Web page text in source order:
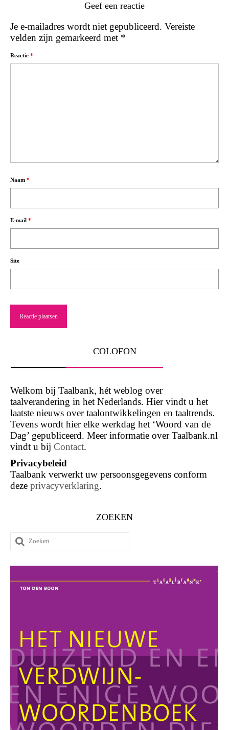
Geef een reactie
Je e-mailadres wordt niet gepubliceerd. Vereiste
velden zijn gemarkeerd met *
Reactie *
Naam *
E-mail *
Site
COLOFON
Welkom bij Taalbank, hét weblog over
taalverandering in het Nederlands. Hier vindt u het
laatste nieuws over taalontwikkelingen en taaltrends.
Tevens wordt hier elke werkdag het ‘Woord van de
Dag’ gepubliceerd. Meer informatie over Taalbank.nl
vindt u bij Contact.
Privacybeleid
Taalbank verwerkt uw persoonsgegevens conform
deze privacyverklaring.
ZOEKEN
Zoeken
naar: